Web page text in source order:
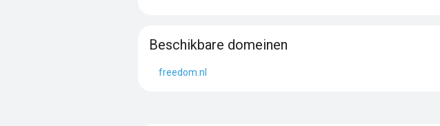
Beschikbare domeinen
freedom.nl